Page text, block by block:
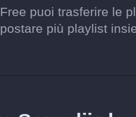
puoi trasferire le
più playlist